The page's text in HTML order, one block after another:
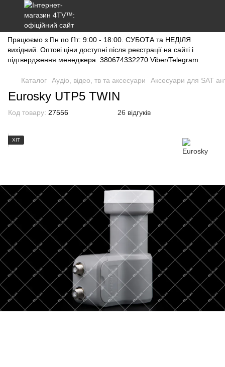
Працюємо з Пн по Пт: 9:00 - 18:00. СУБОТА та НЕДІЛЯ
вихідний. Оптові ціни доступні після реєстрації на сайті і
підтвердження менеджера. 380674332270 Viber/Telegram.
Каталог Аудіо, відео, тв та аксесуари Аксесуари для SAT
Eurosky UTP5 TWIN
Код товару: 27556 26 відгуків
ХІТ